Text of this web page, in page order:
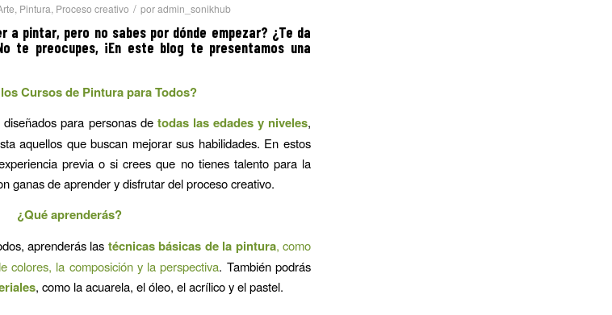
, Pintura, Proceso creativo / poradmin_sonikhub
a pintar, pero no sabes por dónde empezar? ¿Te da
te preocupes, ¡En este blog te presentamos una
Cursos de Pintura para Todos?
para personas de todas las edades y niveles,
aquellos que buscan mejorar sus habilidades. En estos
previa o si crees que no tienes talento para la
ganas de aprender y disfrutar del proceso creativo.
¿Qué aprenderás?
aprenderás las técnicas básicas de la pintura, como
colores, la composición y la perspectiva. También podrás
, como la acuarela, el óleo, el acrílico y el pastel.